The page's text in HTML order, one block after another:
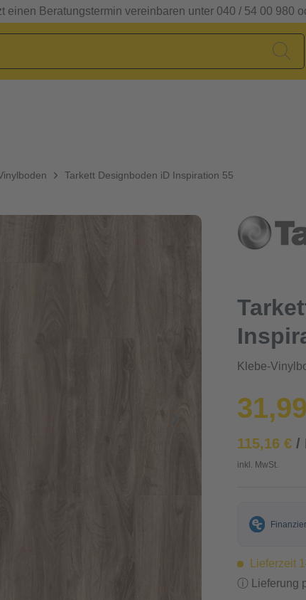
einen Beratungstermin vereinbaren unter 040 / 54 00 980
Tarkett Designboden iD Inspiration 55
Klebe-
115,16 €/
inkl. MwSt.
Lieferzeit
ⓘ Lieferung